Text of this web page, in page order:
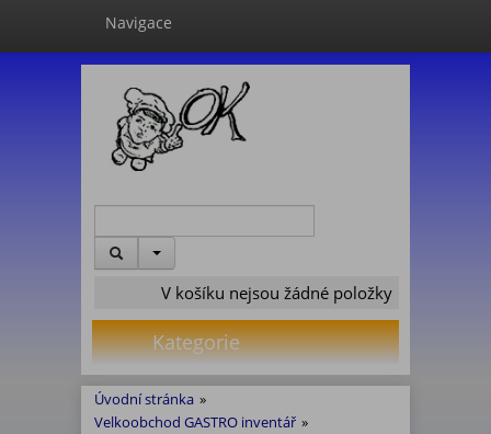
Navigace
V košíku nejsou žádné položky
Kategorie
Úvodní stránka »
Velkoobchod GASTRO inventář »